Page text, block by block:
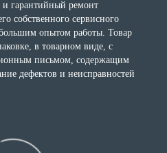
и гарантийный ремонт
собственного сервисного
опытом работы. Товар
в товарном виде, с
письмом, содержащим
дефектов и неисправностей